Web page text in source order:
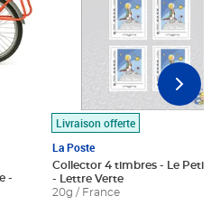
Livraison offerte
La Poste
Collector 4 timbres - Le Petit
- Lettre Verte
20g / France